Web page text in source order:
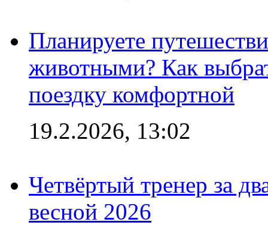
Планируете
животными? Как
поездку комфортной
19.2.2026, 13:02
Четвёртый тренер за
весной 2026